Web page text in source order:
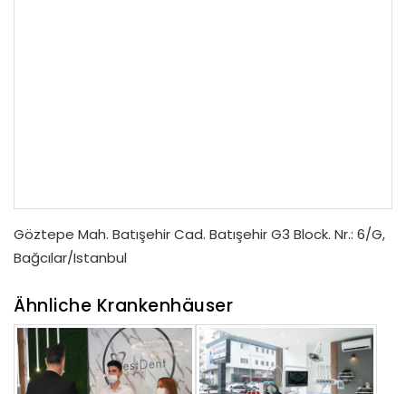
Göztepe Mah. Batışehir Cad. Batışehir G3 Block. Nr.: 6/G,
Bağcılar/Istanbul
Ähnliche Krankenhäuser